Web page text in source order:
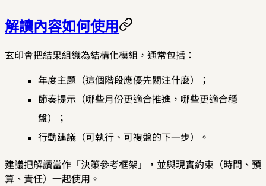
解讀內容如何使用
玄印會把結果組織為結構化模組，通常包括：
年度主題（這個階段應優先關注什麼）；
節奏提示（哪些月份更適合推進，哪些更適合穩
盤）；
行動建議（可執行、可複盤的下一步）。
建議把解讀當作「決策參考框架」，並與現實約束（時間、預
算、責任）一起使用。